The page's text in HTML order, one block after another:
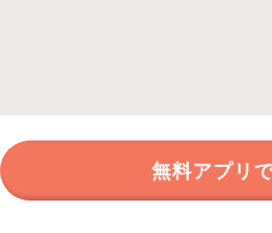
無料アプリ